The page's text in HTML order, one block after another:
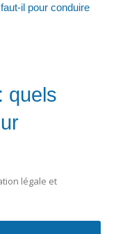
il pour conduire
quels
légale et